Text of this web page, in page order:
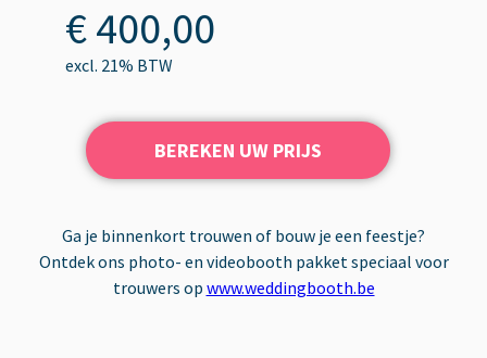
€ 400,00
excl. 21% BTW
BEREKEN UW PRIJS
Ga je binnenkort trouwen of bouw je een feestje?
Ontdek ons photo- en videobooth pakket speciaal voor
trouwers op www.weddingbooth.be